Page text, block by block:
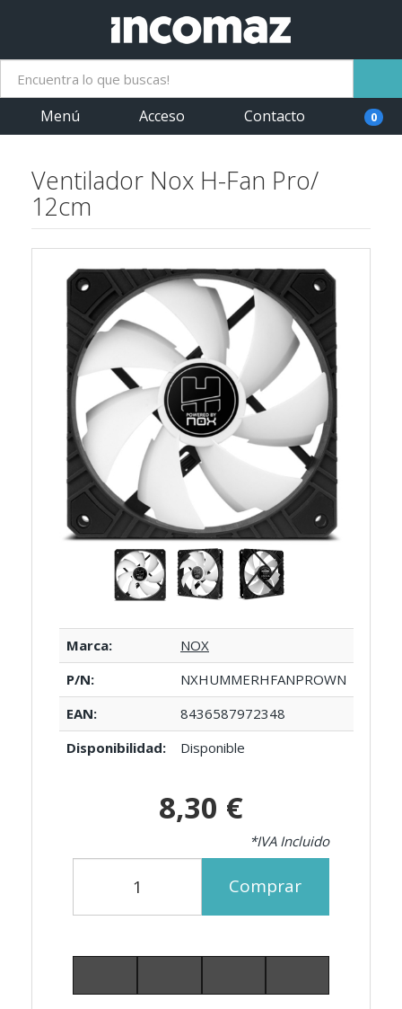
Menú Acceso Contacto 0
Ventilador Nox H-Fan Pro/
12cm
Marca:
NOX
P/N:
NXHUMMERHFANPROWN
EAN:
8436587972348
Disponibilidad:
Disponible
8,30 €
*IVA Incluido
Comprar